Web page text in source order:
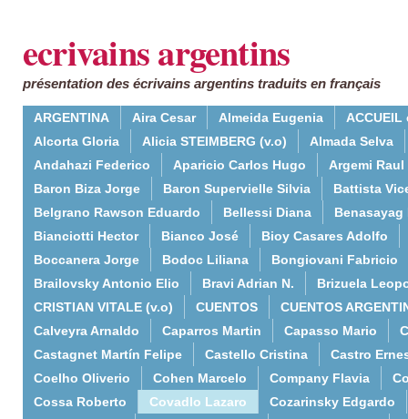
ecrivains argentins
présentation des écrivains argentins traduits en français
ARGENTINA Aira Cesar Almeida Eugenia
ACCUEIL
Alcorta Gloria
Alicia STEIMBERG (v.o)
Almada Selva
Andahazi Federico
Aparicio Carlos Hugo
Argemi Raul
Baron Biza Jorge
Baron Supervielle Silvia
Battista
Belgrano Rawson Eduardo
Bellessi Diana
Benasayag
Bianciotti Hector
Bianco José
Bioy Casares Adolfo
Boccanera Jorge
Bodoc Liliana
Bongiovani Fabricio
Brailovsky Antonio Elio
Bravi Adrian N.
Brizuela
CRISTIAN VITALE (v.o)
CUENTOS
CUENTOS
Calveyra Arnaldo
Caparros Martin Capasso Mario
Castagnet Martín Felipe
Castello Cristina
Castro
Coelho Oliverio
Cohen Marcelo Company Flavia
Cossa Roberto
Covadlo Lazaro
Cozarinsky Edgardo